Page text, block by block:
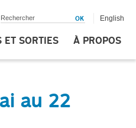
ET SORTIES À PROPOS
English
au 22